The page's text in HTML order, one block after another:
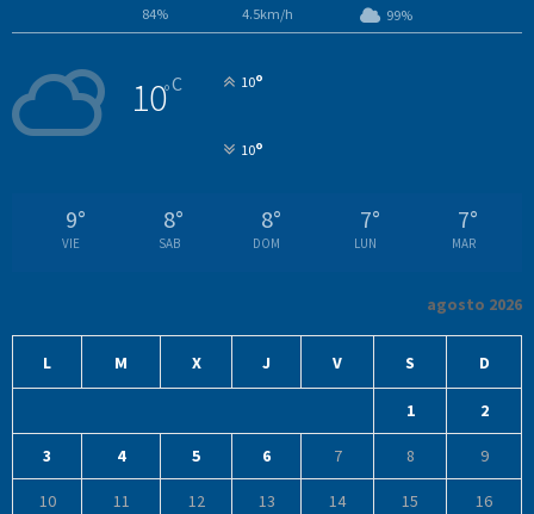
84% 4.5km/h 99%
10°C 10°
10°
9°
VIE
8°
SAB
8°
DOM
7°
LUN
7°
MAR
agosto 2026
L M X J V S D
1 2
3 4 5 6 7 8 9
10 11 12 13 14 15 16